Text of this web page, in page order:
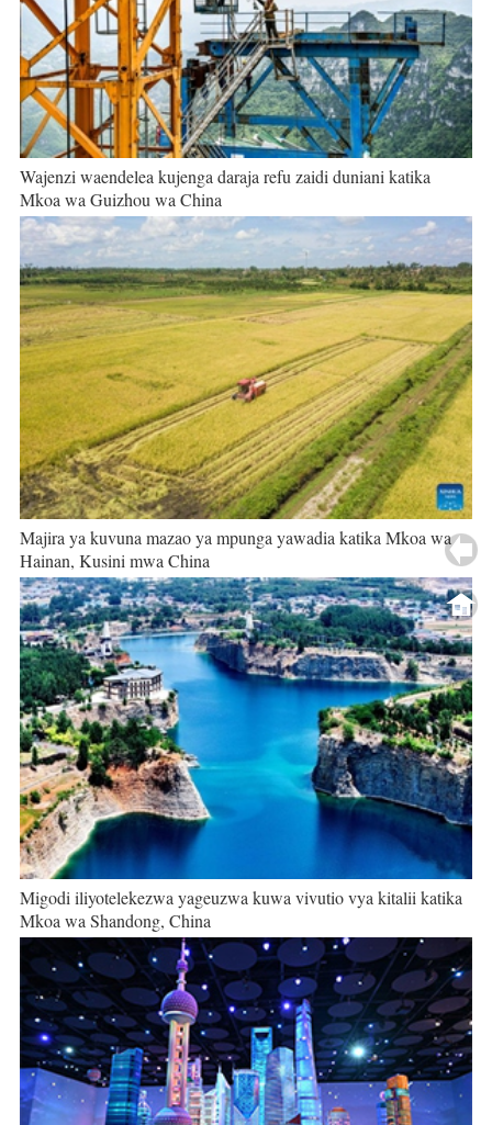
Wajenzi waendelea kujenga daraja refu zaidi duniani katika
Mkoa wa Guizhou wa China
Majira ya kuvuna mazao ya mpunga yawadia katika Mkoa wa
Hainan, Kusini mwa China
Migodi iliyotelekezwa yageuzwa kuwa vivutio vya kitalii katika
Mkoa wa Shandong, China